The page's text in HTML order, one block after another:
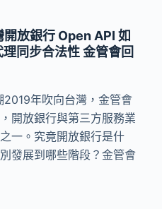
放銀行 Open API 如
同步合法性 金管會回
年吹向台灣，金管會
開放銀行與第三方服務業
一。究竟開放銀行是什
發展到哪些階段？金管會